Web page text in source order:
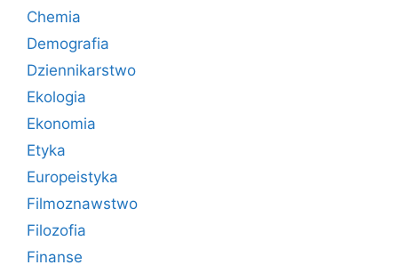
Chemia
Demografia
Dziennikarstwo
Ekologia
Ekonomia
Etyka
Europeistyka
Filmoznawstwo
Filozofia
Finanse